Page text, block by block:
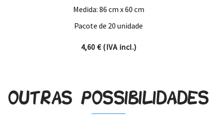
Medida: 86 cm x 60 cm
Pacote de 20 unidade
4,60 €(IVA incl.)
Outras possibilidades